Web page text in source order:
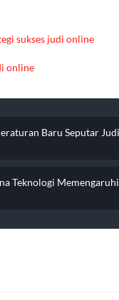
sukses judi online
online
Baru Seputar
Teknologi